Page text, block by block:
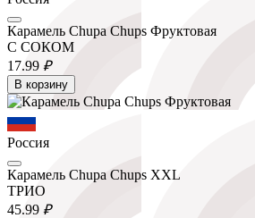
Карамель Chupa Chups Фруктовая
С СОКОМ
17.99 ₽
В корзину
Россия
Карамель Chupa Chups XXL
ТРИО
45.99 ₽